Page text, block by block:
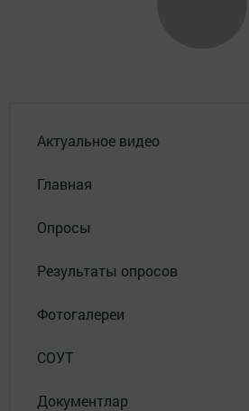
Актуальное видео
Главная
Опросы
Результаты опросов
Фотогалереи
СОУТ
Документлар